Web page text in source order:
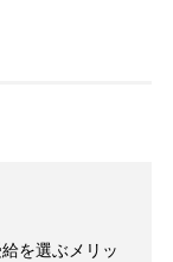
を選ぶメリッ